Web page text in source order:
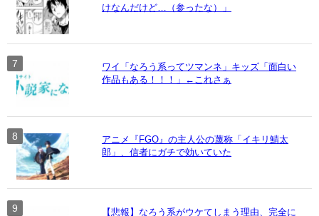
けなんだけど…（参ったな）」
ワイ「なろう系ってツマンネ」キッズ「面白い
作品もある！！！」←これさぁ
アニメ『FGO』の主人公の蔑称「イキリ鯖太
郎」、信者にガチで効いていた
【悲報】なろう系がウケてしまう理由、完全に